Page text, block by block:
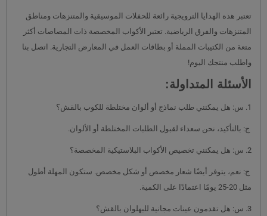
تعتبر هذه الهدايا الترويجية رائعة للحفلات الموسيقية والمتنزهات ومناطق
المتنزهات والفرق الرياضية. تعتبر الأكواب المخصصة ذات المصاصات أكثر
متعة من الكتيبات المملة أو بطاقات العمل في المعارض التجارية. اتصل بنا
واطلب منتجك اليوم!
الأسئلة المتداولة:
1. س: هل يمكنني طلب نماذج أو ألوان مختلطة للكوب بالقش؟
ج: بالتأكيد، نحن سعداء لقبول الطلبات المختلطة أو الألوان.
2. س: هل يمكنني تخصيص الأكواب البلاستيكية المخصصة؟
ج: نعم، يتوفر أيضًا شعار مخصص أو شكل مخصص. ستكون المهلة أطول
مثل 20-25 يومًا اعتمادًا على الكمية.
3. س: هل تقدمون عينات مجانية للبهلوان بالقش؟